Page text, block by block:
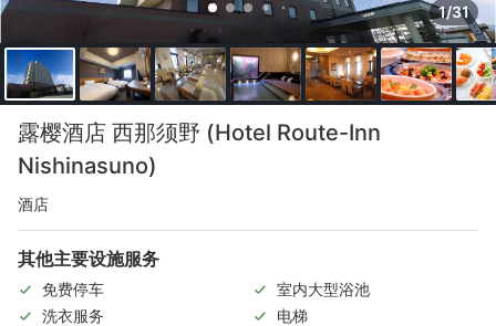
1/31
露樱酒店 西那须野 (Hotel Route-Inn
Nishinasuno)
酒店
其他主要设施服务
免费停车
室内大型浴池
洗衣服务
电梯